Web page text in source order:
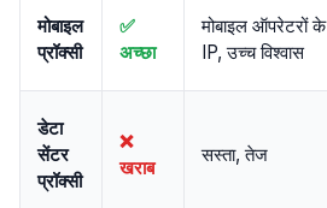
मोबाइल
प्रॉक्सी
✅
अच्छा
मोबाइल ऑपरेटरों के
IP, उच्च विश्वास
डेटा
सेंटर
प्रॉक्सी
❌
खराब
सस्ता, तेज